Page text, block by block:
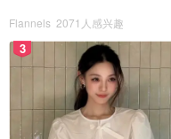
生平第一次用完一支唇
是因为这款让人愿意用
膏，也不喜欢涂完像猪
滋润不糊嘴，还巨便宜
的就是好的。
Flannels 2071人感兴趣
3